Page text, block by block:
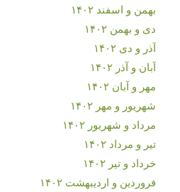
بهمن و اسفند ۱۴۰۲
دی و بهمن ۱۴۰۲
آذر و دی ۱۴۰۲
آبان و آذر ۱۴۰۲
مهر و آبان ۱۴۰۲
شهریور و مهر ۱۴۰۲
مرداد و شهریور ۱۴۰۲
تیر و مرداد ۱۴۰۲
خرداد و تیر ۱۴۰۲
فروردین و اردیبهشت ۱۴۰۲